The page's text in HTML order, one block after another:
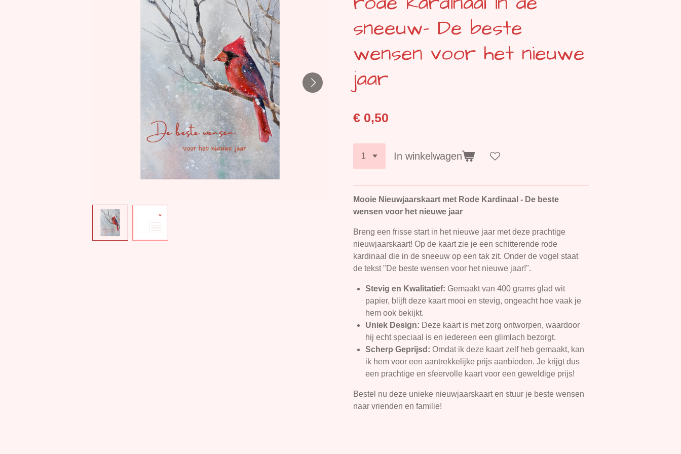
sneeuw- De beste
wensen voor het nieuwe
jaar
€ 0,50
In winkelwagen
Mooie Nieuwjaarskaart met Rode Kardinaal - De beste
wensen voor het nieuwe jaar
Breng een frisse start in het nieuwe jaar met deze prachtige
nieuwjaarskaart! Op de kaart zie je een schitterende rode
kardinaal die in de sneeuw op een tak zit. Onder de vogel staat
de tekst "De beste wensen voor het nieuwe jaar!".
Stevig en Kwalitatief: Gemaakt van 400 grams glad wit
papier, blijft deze kaart mooi en stevig, ongeacht hoe vaak je
hem ook bekijkt.
Uniek Design: Deze kaart is met zorg ontworpen, waardoor
hij echt speciaal is en iedereen een glimlach bezorgt.
Scherp Geprijsd: Omdat ik deze kaart zelf heb gemaakt, kan
ik hem voor een aantrekkelijke prijs aanbieden. Je krijgt dus
een prachtige en sfeervolle kaart voor een geweldige prijs!
Bestel nu deze unieke nieuwjaarskaart en stuur je beste wensen
naar vrienden en familie!